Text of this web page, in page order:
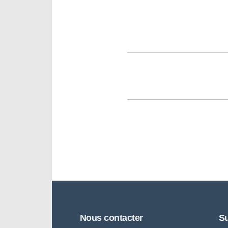
Nous contacter